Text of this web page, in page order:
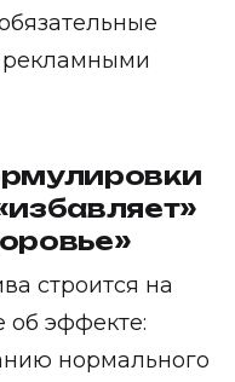
строится на
об эффекте:
нормального